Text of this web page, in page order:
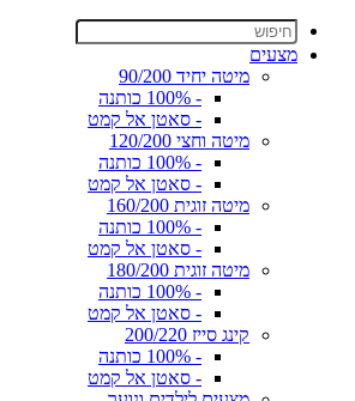
מצעים
מיטה יחיד 90/200
- 100% כותנה
- סאטן אל קמט
מיטה וחצי 120/200
- 100% כותנה
- סאטן אל קמט
מיטה זוגית 160/200
- 100% כותנה
- סאטן אל קמט
מיטה זוגית 180/200
- 100% כותנה
- סאטן אל קמט
קינג סייז 200/220
- 100% כותנה
- סאטן אל קמט